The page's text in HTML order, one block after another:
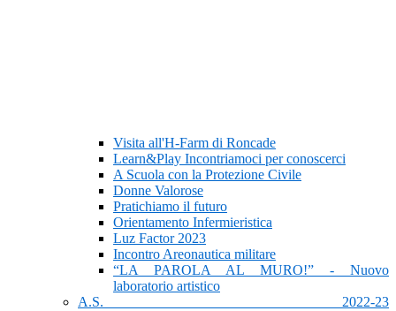
Visita all'H-Farm di Roncade
Learn&Play Incontriamoci per conoscerci
A Scuola con la Protezione Civile
Donne Valorose
Pratichiamo il futuro
Orientamento Infermieristica
Luz Factor 2023
Incontro Areonautica militare
“LA PAROLA AL MURO!” - Nuovo
laboratorio artistico
A.S. 2022-23